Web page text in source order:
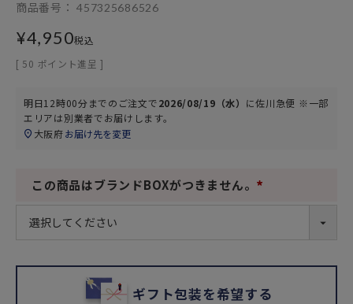
商品番号 457325686526
¥4,950税込
[ 50 ポイント進呈 ]
明日12時00分までのご注文で2026/08/19（水） に佐川急便 ※一部
エリアは別業者でお届けします。
大阪府お届け先を変更
この商品はブランドBOXがつきません。
ギフト包装を希望する